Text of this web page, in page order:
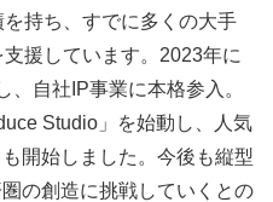
持ち、すでに多くの大手
援しています。2023年に
自社IP事業に本格参入。
Studio」を始動し、人気
開始しました。今後も縦型
の創造に挑戦していくとの